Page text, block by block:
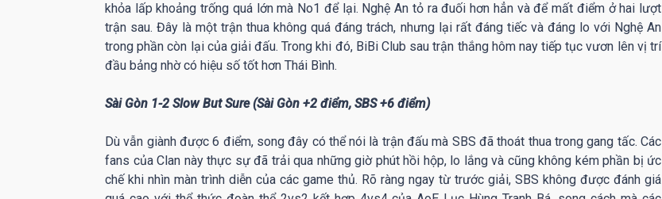
khỏa lấp khoảng trống quá lớn mà No1 để lại. Nghệ An tỏ ra đuối hơn hẳn và để mất điểm ở hai lượt
trận sau. Đây là một trận thua không quá đáng trách, nhưng lại rất đáng tiếc và đáng lo với Nghệ An
trong phần còn lại của giải đấu. Trong khi đó, BiBi Club sau trận thắng hôm nay tiếp tục vươn lên vị trí
đầu bảng nhờ có hiệu số tốt hơn Thái Bình.
Sài Gòn 1-2 Slow But Sure (Sài Gòn +2 điểm, SBS +6 điểm)
Dù vẫn giành được 6 điểm, song đây có thể nói là trận đấu mà SBS đã thoát thua trong gang tấc. Các
fans của Clan này thực sự đã trải qua những giờ phút hồi hộp, lo lắng và cũng không kém phần bị ức
chế khi nhìn màn trình diễn của các game thủ. Rõ ràng ngay từ trước giải, SBS không được đánh giá